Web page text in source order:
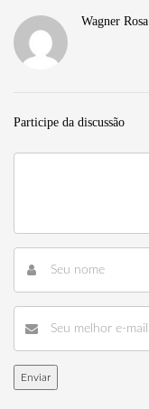
Wagner Rosa
Participe da discussão